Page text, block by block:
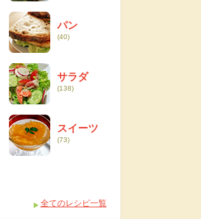
パン
(40)
サラダ
(138)
スイーツ
(73)
全てのレシピ一覧